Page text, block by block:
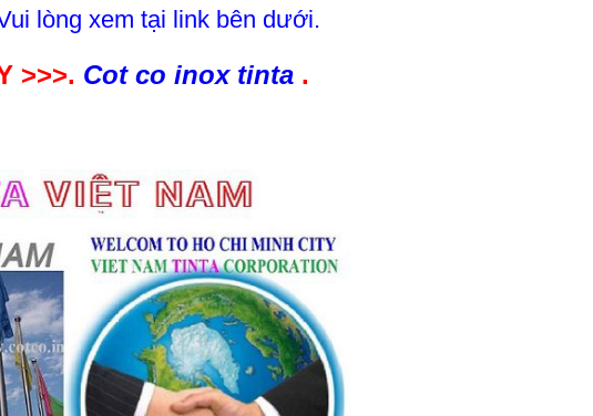
lòng xem tại link bên dưới.
>>>. Cot co inox tinta.